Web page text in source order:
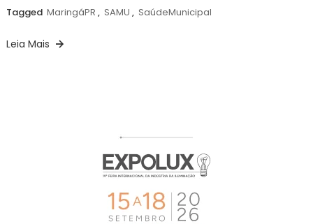
Tagged MaringáPR , SAMU , SaúdeMunicipal
Leia Mais